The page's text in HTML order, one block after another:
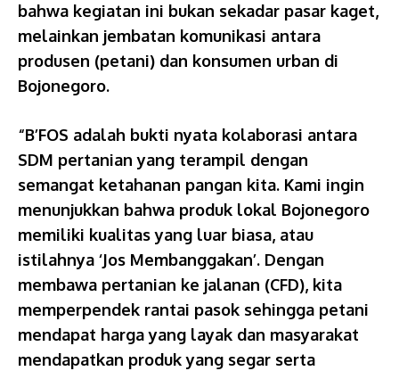
bahwa kegiatan ini bukan sekadar pasar kaget,
melainkan jembatan komunikasi antara
produsen (petani) dan konsumen urban di
Bojonegoro.
“B’FOS adalah bukti nyata kolaborasi antara
SDM pertanian yang terampil dengan
semangat ketahanan pangan kita. Kami ingin
menunjukkan bahwa produk lokal Bojonegoro
memiliki kualitas yang luar biasa, atau
istilahnya ‘Jos Membanggakan’. Dengan
membawa pertanian ke jalanan (CFD), kita
memperpendek rantai pasok sehingga petani
mendapat harga yang layak dan masyarakat
mendapatkan produk yang segar serta